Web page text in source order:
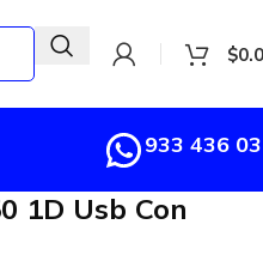
$
933 436
1D Usb Con